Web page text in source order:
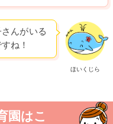
ほいくじら
んがいる
ね！
園はこ